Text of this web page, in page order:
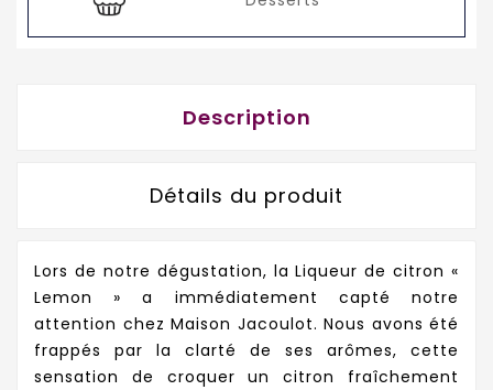
Description
Détails du produit
Lors de notre dégustation, la Liqueur de citron «
Lemon » a immédiatement capté notre
attention chez Maison Jacoulot. Nous avons été
frappés par la clarté de ses arômes, cette
sensation de croquer un citron fraîchement